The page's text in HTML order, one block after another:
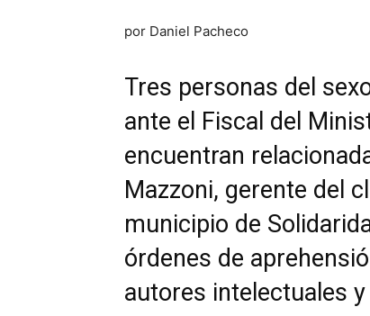
por Daniel Pacheco
Tres personas del
ante el Fiscal del
encuentran
Mazzoni, gerente del
municipio de
órdenes de
autores intelectuales